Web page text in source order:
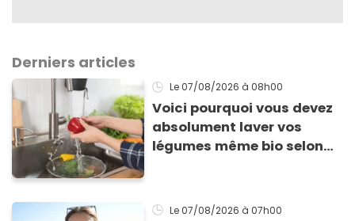
Derniers articles
Le 07/08/2026 à 08h00
Voici pourquoi vous devez
absolument laver vos
légumes même bio selon
Le 07/08/2026 à 07h00